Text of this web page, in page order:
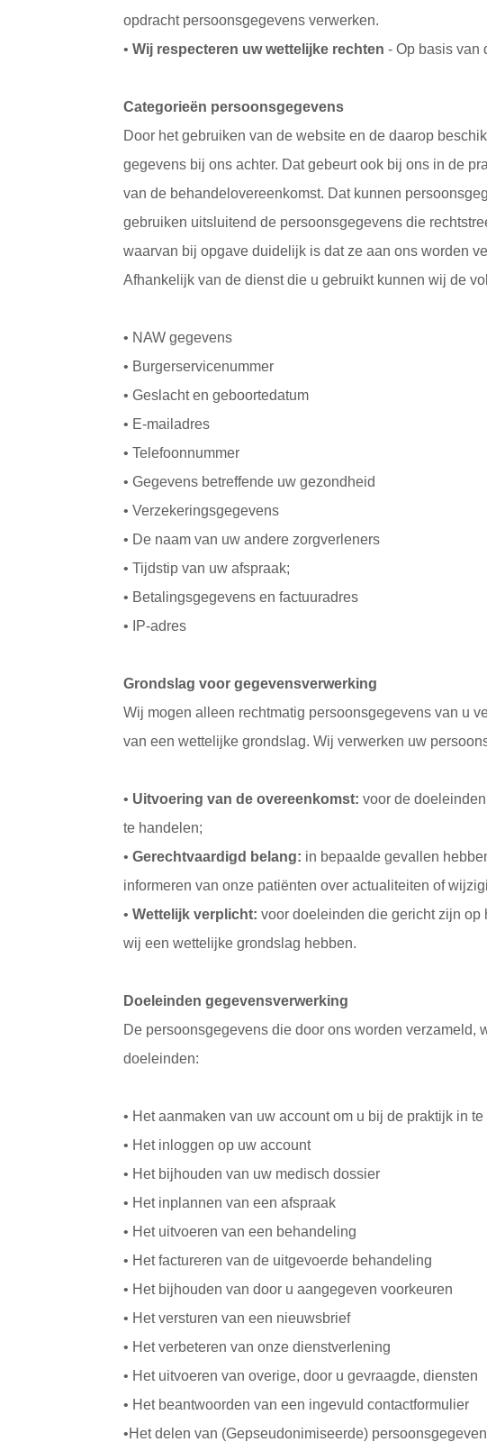
opdracht persoonsgegevens verwerken.
•Wij respecteren uw wettelijke rechten - Op basis van
Categorieën persoonsgegevens
Door het gebruiken van de website en de daarop
gegevens bij ons achter. Dat gebeurt ook bij ons in de
van de behandelovereenkomst. Dat kunnen
gebruiken uitsluitend de persoonsgegevens die
waarvan bij opgave duidelijk is dat ze aan ons worden
Afhankelijk van de dienst die u gebruikt kunnen wij de
• NAW gegevens
• Burgerservicenummer
• Geslacht en geboortedatum
• E-mailadres
• Telefoonnummer
• Gegevens betreffende uw gezondheid
• Verzekeringsgegevens
• De naam van uw andere zorgverleners
• Tijdstip van uw afspraak;
• Betalingsgegevens en factuuradres
• IP-adres
Grondslag voor gegevensverwerking
Wij mogen alleen rechtmatig persoonsgegevens van u
van een wettelijke grondslag. Wij verwerken uw
• Uitvoering van de overeenkomst: voor de
te handelen;
•Gerechtvaardigd belang: in bepaalde gevallen
informeren van onze patiënten over actualiteiten of
•Wettelijk verplicht: voor doeleinden die gericht zijn
wij een wettelijke grondslag hebben.
Doeleinden gegevensverwerking
De persoonsgegevens die door ons worden verzameld,
doeleinden:
• Het aanmaken van uw account om u bij de praktijk in
• Het inloggen op uw account
• Het bijhouden van uw medisch dossier
• Het inplannen van een afspraak
• Het uitvoeren van een behandeling
• Het factureren van de uitgevoerde behandeling
• Het bijhouden van door u aangegeven voorkeuren
• Het versturen van een nieuwsbrief
• Het verbeteren van onze dienstverlening
• Het uitvoeren van overige, door u gevraagde, diensten
• Het beantwoorden van een ingevuld contactformulier
•Het delen van (Gepseudonimiseerde)